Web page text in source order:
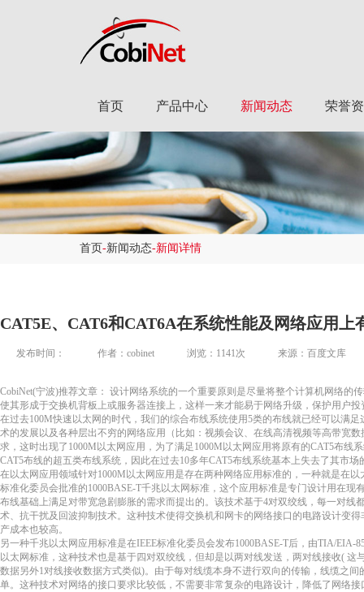
首页 产品中心 新闻动态 荣誉
首页-新闻动态-新闻详情
CAT5E、CAT6和CAT6A在系统性能及网络应用上
发布时间： 作者：cobinet 浏览：1141次 来源：百度文库
CobiNet(宁波)推荐文章： 设计网络系统的一个重要原则是尽量将整个计算机网络的
使其形成于交换机背板上或服务器连接上，这样一来才能易于网络升级，保护用户
在过去100M快速以太网的时代，我们的综合布线系统使用5类的布线就已经可以满
术的发展以及各种层出不穷的网络应用（比如：视频会议、在线高清视频等高带宽
求，这时出现了1000M以太网应用，为了满足1000M以太网应用将原有的CAT5布线
CAT5布线的超五类布线系统，因此在过去10多年CAT5布线系统基本上失去了其市
在以太网应用领域针对1000M以太网应用是存在两种网络应用标准的，一种就是在以
标准化委员会批准的1000BASE-T千兆以太网标准，这个应用标准是专门设计用在现
布线基础上满足对带宽急剧膨胀的需求而提出的。该技术基于4对双绞线，每一对线
术、抗干扰及回波抑制技术。这种技术使得交换机和网卡的网络接口的电路设计变
产成本也较高。
另一种千兆以太网应用标准是在IEEE标准化委员会发布1000BASE-T后，由TIA/EIA-
以太网标准，这种技术也是基于四对双绞线，但却是以两对线发送，两对线接收( 这
数据另外1对线接收数据方式类似)。由于每对线缆本身不进行双向的传输，线缆之
单。这种技术对网络的接口要求比较低，不需要非常复杂的电路设计，降低了网络